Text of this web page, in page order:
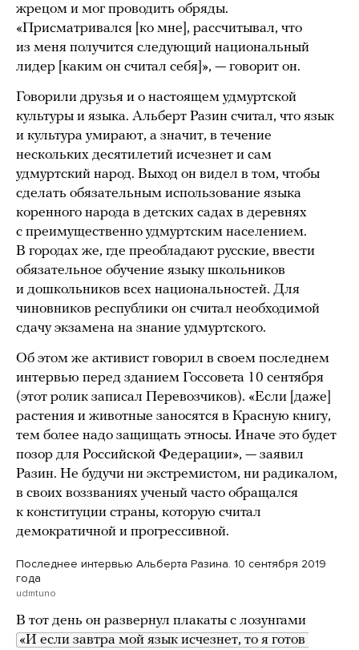
жрецом и мог проводить обряды.
«Присматривался [ко мне], рассчитывал, что
из меня получится следующий национальный
лидер [каким он считал себя]», — говорит он.
Говорили друзья и о настоящем удмуртской
культуры и языка. Альберт Разин считал, что язык
и культура умирают, а значит, в течение
нескольких десятилетий исчезнет и сам
удмуртский народ. Выход он видел в том, чтобы
сделать обязательным использование языка
коренного народа в детских садах в деревнях
с преимущественно удмуртским населением.
В городах же, где преобладают русские, ввести
обязательное обучение языку школьников
и дошкольников всех национальностей. Для
чиновников республики он считал необходимой
сдачу экзамена на знание удмуртского.
Об этом же активист говорил в своем последнем
интервью перед зданием Госсовета 10 сентября
(этот ролик записал Перевозчиков). «Если [даже]
растения и животные заносятся в Красную книгу,
тем более надо защищать этносы. Иначе это будет
позор для Российской Федерации», — заявил
Разин. Не будучи ни экстремистом, ни радикалом,
в своих воззваниях ученый часто обращался
к конституции страны, которую считал
демократичной и прогрессивной.
Последнее интервью Альберта Разина. 10 сентября 2019
года
udmtuno
В тот день он развернул плакаты с лозунгами
«И если завтра мой язык исчезнет, то я готов